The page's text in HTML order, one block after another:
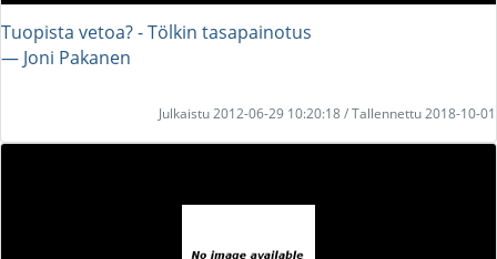
Tuopista vetoa? - Tölkin tasapainotus
― Joni Pakanen
Julkaistu 2012-06-29 10:20:18 / Tallennettu 2018-10-01